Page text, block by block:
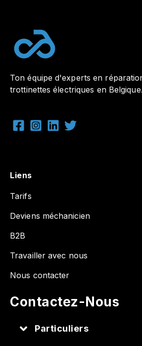
Ton équipe d'experts en
trottinettes électriques en Belgique.
Liens
Tarifs
Deviens méchanicien
B2B
Travailler avec nous
Nous contacter
Contactez-Nous
Particuliers